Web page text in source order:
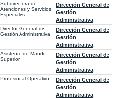
Subdirectora de
Atenciones y Servicios
Especiales
Dirección General de
Gestión
Administrativa
Director General de
Gestión Administrativa
Dirección General de
Gestión
Administrativa
Asistente de Mando
Superior
Dirección General de
Gestión
Administrativa
Profesional Operativo
Dirección General de
Gestión
Administrativa